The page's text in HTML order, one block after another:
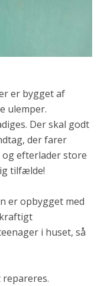
er bygget af
ulemper.
Der skal godt
der farer
efterlader store
tilfælde!
er opbygget med
i huset, så